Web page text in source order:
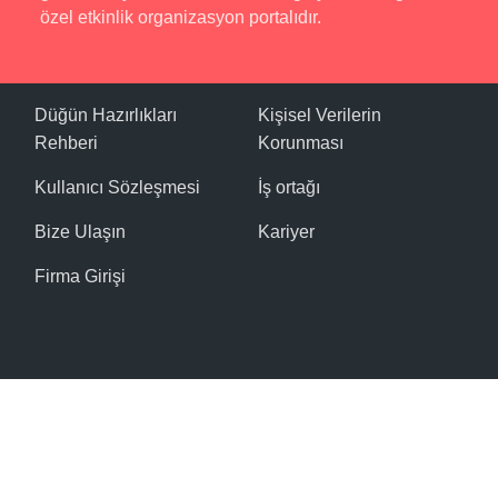
kalıyor.
Düğün & Nişan Törenleri
Kına & Bekârlığa Veda Geceleri
Sünnet Düğünleri
Mezuniyet Baloları & Kutlamalar
özel etkinlik organizasyon portalıdır.
Düğün Hazırlıkları
Rehberi
Kullanıcı Sözleşmesi
Bize Ulaşın
Firma Girişi
Kişisel Verilerin
Korunması
İş ortağı
Kariyer